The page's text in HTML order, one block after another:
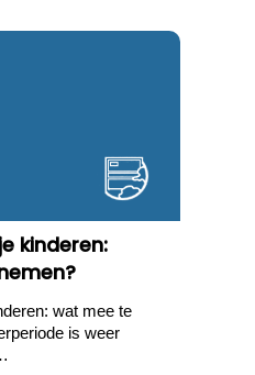
kinderen:
wat mee te
is weer